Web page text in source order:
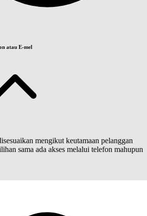
atau E-mel
mengikut keutamaan pelanggan
sama ada akses melalui telefon mahupun